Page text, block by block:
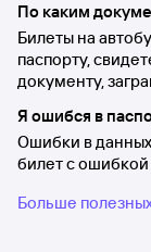
По каким
Билеты на
паспорту,
документу,
Я ошибся в
Ошибки в
билет с
Больше